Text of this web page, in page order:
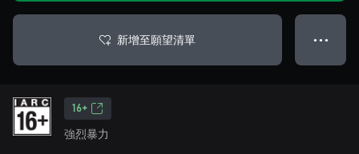
新增至願望清單 ● ● ●
16+
強烈暴力